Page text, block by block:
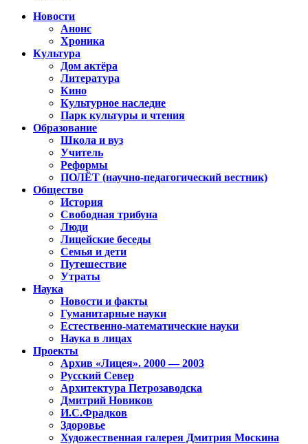
Новости
Анонс
Хроника
Культура
Дом актёра
Литература
Кино
Культурное наследие
Парк культуры и чтения
Образование
Школа и вуз
Учитель
Реформы
ПОЛЁТ (научно-педагогический вестник)
Общество
История
Свободная трибуна
Люди
Лицейские беседы
Семья и дети
Путешествие
Утраты
Наука
Новости и факты
Гуманитарные науки
Естественно-математические науки
Наука в лицах
Проекты
Архив «Лицея». 2000 — 2003
Русский Север
Архитектура Петрозаводска
Дмитрий Новиков
И.С.Фрадков
Здоровье
Художественная галерея Дмитрия Москина